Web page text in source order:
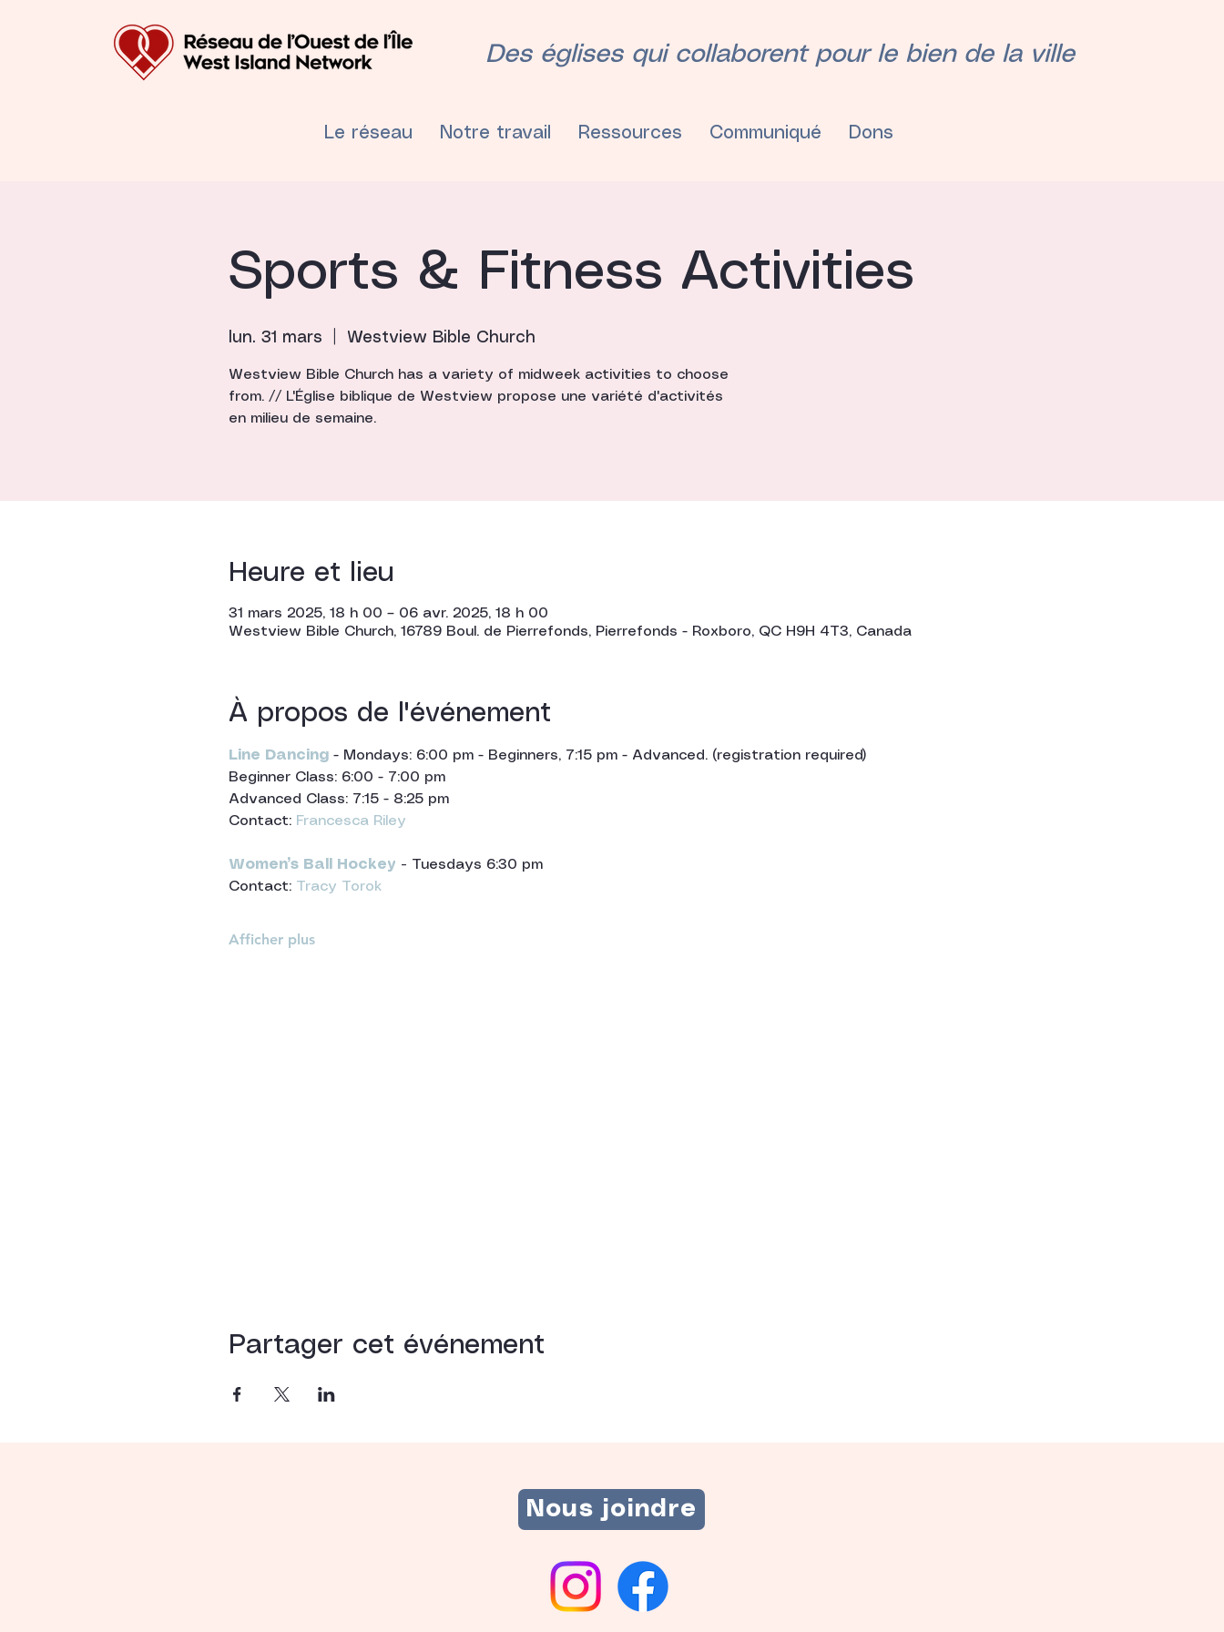
Des églises qui collaborent pour le bien de la ville
Le réseau Notre travail Ressources Communiqué Dons
Sports & Fitness Activities
lun. 31 mars Westview Bible Church
Westview Bible Church has a variety of midweek activities to choose
from. // L'Église biblique de Westview propose une variété d'activités
en milieu de semaine.
Heure et lieu
31 mars 2025, 18 h 00 – 06 avr. 2025, 18 h 00
Westview Bible Church, 16789 Boul. de Pierrefonds, Pierrefonds - Roxboro, QC H9H 4T3, Canada
À propos de l'événement
Line Dancing - Mondays: 6:00 pm - Beginners, 7:15 pm - Advanced. (registration required)
Beginner Class: 6:00 - 7:00 pm
Advanced Class: 7:15 - 8:25 pm
Contact: Francesca Riley
Women’s Ball Hockey - Tuesdays 6:30 pm
Contact: Tracy Torok
Afficher plus
Partager cet événement
Nous joindre